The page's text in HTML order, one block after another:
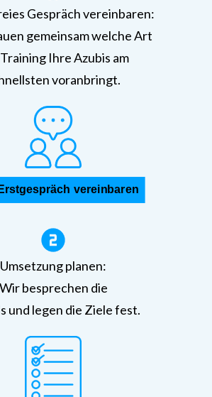
Gespräch vereinbaren:
gemeinsam welche Art
Ihre Azubis am
voranbringt.
vereinbaren
Umsetzung planen:
Wir besprechen die
und legen die Ziele fest.